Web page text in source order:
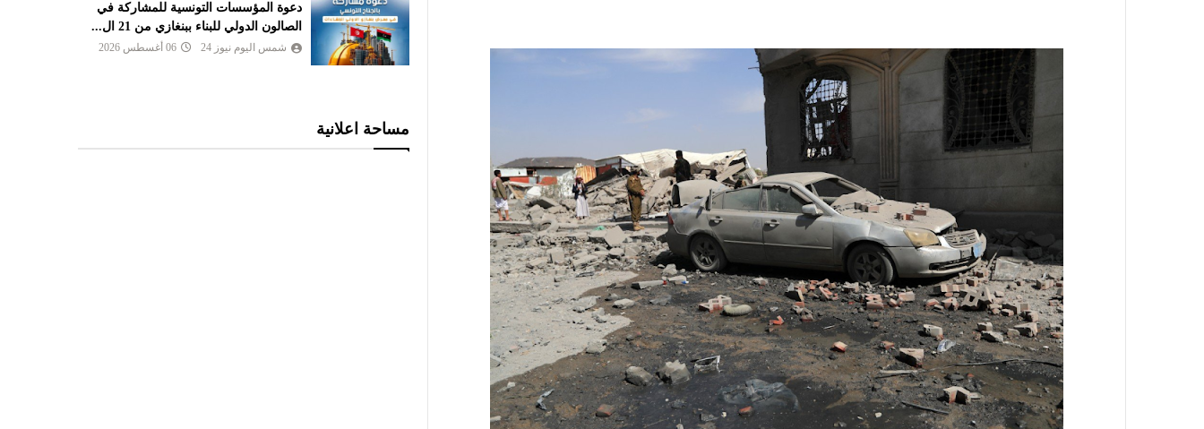
دعوة المؤسسات التونسية للمشاركة في
الصالون الدولي للبناء ببنغازي من 21 ال...
شمس اليوم نيوز 24 06 أغسطس 2026
مساحة اعلانية